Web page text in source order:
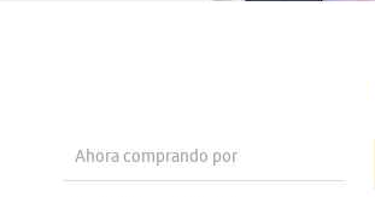
Ahora comprando por